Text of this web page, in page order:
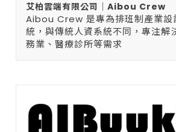
艾柏雲端有限公司｜Aibou Crew
Aibou Crew 是專為排班制產業設
統，與傳統人資系統不同，專注解
務業、醫療診所等需求